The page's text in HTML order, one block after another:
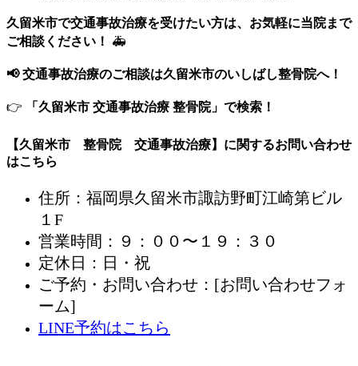
久留米市で交通事故治療を受けたい方は、お気軽に当院まで
ご相談ください！ 🚑
📢 交通事故治療のご相談は久留米市のいしばし整骨院へ！
👉 「久留米市 交通事故治療 整骨院」で検索！
【久留米市 整骨院 交通事故治療】に関するお問い合わせ
はこちら
住所：福岡県久留米市諏訪野町江崎第ビル
１F
営業時間：９：００〜１９：３０
定休日：日・祝
ご予約・お問い合わせ：[お問い合わせフォ
ーム]
LINE予約はこちら